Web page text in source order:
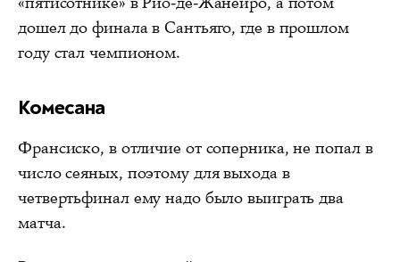
дошел до финала в Сантьяго, где в прошлом
году стал чемпионом.
Комесана
Франсиско, в отличие от соперника, не попал в
число сеяных, поэтому для выхода в
четвертьфинал ему надо было выиграть два
матча.